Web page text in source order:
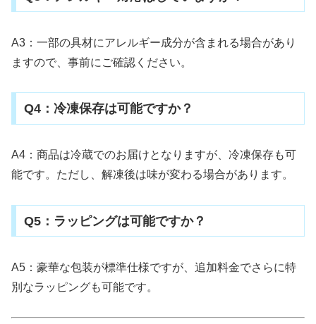
A3：一部の具材にアレルギー成分が含まれる場合があり
ますので、事前にご確認ください。
Q4：冷凍保存は可能ですか？
A4：商品は冷蔵でのお届けとなりますが、冷凍保存も可
能です。ただし、解凍後は味が変わる場合があります。
Q5：ラッピングは可能ですか？
A5：豪華な包装が標準仕様ですが、追加料金でさらに特
別なラッピングも可能です。